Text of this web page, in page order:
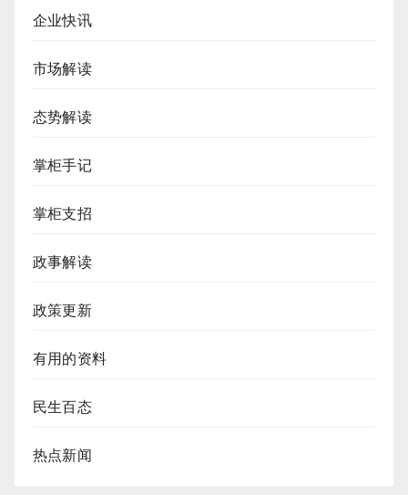
企业快讯
市场解读
态势解读
掌柜手记
掌柜支招
政事解读
政策更新
有用的资料
民生百态
热点新闻